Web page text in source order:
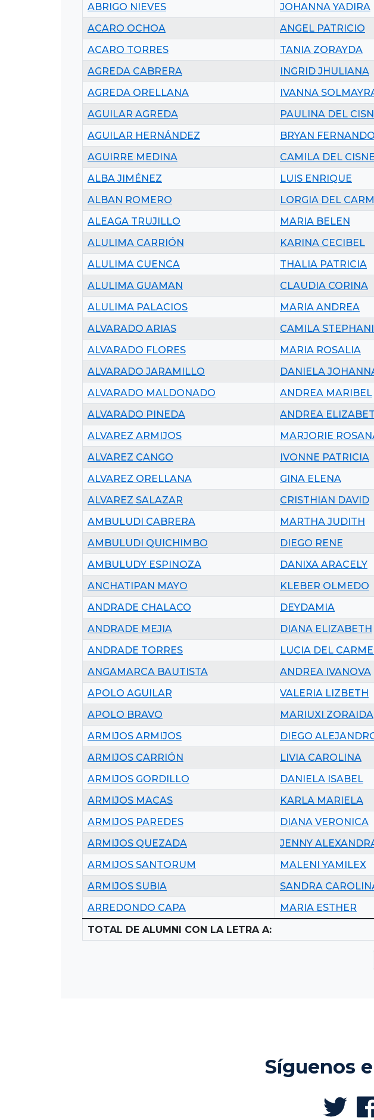
ABRIGO NIEVES
JOHANNA YADIRA
ACARO OCHOA
ANGEL PATRICIO
ACARO TORRES
TANIA ZORAYDA
AGREDA CABRERA
INGRID JHULIANA
AGREDA ORELLANA
IVANNA
AGUILAR AGREDA
PAULINA DEL
AGUILAR HERNÁNDEZ
BRYAN FERNANDO
AGUIRRE MEDINA
CAMILA DEL CISNE
ALBA JIMÉNEZ
LUIS ENRIQUE
ALBAN ROMERO
LORGIA DEL
ALEAGA TRUJILLO
MARIA BELEN
ALULIMA CARRIÓN
KARINA CECIBEL
ALULIMA CUENCA
THALIA PATRICIA
ALULIMA GUAMAN
CLAUDIA CORINA
ALULIMA PALACIOS
MARIA ANDREA
ALVARADO ARIAS
CAMILA
ALVARADO FLORES
MARIA ROSALIA
ALVARADO JARAMILLO
DANIELA
ALVARADO MALDONADO
ANDREA MARIBEL
ALVARADO PINEDA
ANDREA
ALVAREZ ARMIJOS
MARJORIE
ALVAREZ CANGO
IVONNE PATRICIA
ALVAREZ ORELLANA
GINA ELENA
ALVAREZ SALAZAR
CRISTHIAN DAVID
AMBULUDI CABRERA
MARTHA JUDITH
AMBULUDI QUICHIMBO
DIEGO RENE
AMBULUDY ESPINOZA
DANIXA ARACELY
ANCHATIPAN MAYO
KLEBER OLMEDO
ANDRADE CHALACO
DEYDAMIA
ANDRADE MEJIA
DIANA ELIZABETH
ANDRADE TORRES
LUCIA DEL
ANGAMARCA BAUTISTA
ANDREA IVANOVA
APOLO AGUILAR
VALERIA LIZBETH
APOLO BRAVO
MARIUXI ZORAIDA
ARMIJOS ARMIJOS
DIEGO
ARMIJOS CARRIÓN
LIVIA CAROLINA
ARMIJOS GORDILLO
DANIELA ISABEL
ARMIJOS MACAS
KARLA MARIELA
ARMIJOS PAREDES
DIANA VERONICA
ARMIJOS QUEZADA
JENNY
ARMIJOS SANTORUM
MALENI YAMILEX
ARMIJOS SUBIA
SANDRA
ARREDONDO CAPA
MARIA ESTHER
TOTAL DE ALUMNI CON LA LETRA A:
Síguenos